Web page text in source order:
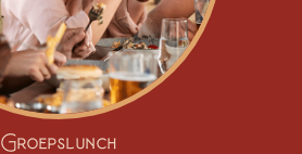
Groepslunch